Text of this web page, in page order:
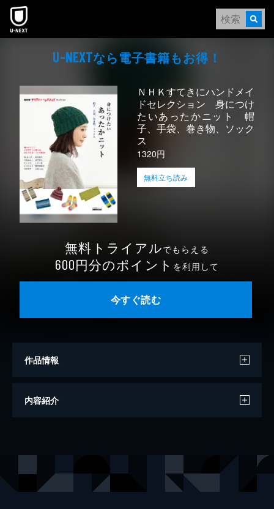
本文へスキップ
U-NEXTなら電⼦書籍もお得！
ＮＨＫすてきにハンドメイ
ドセレクション 身につけ
たいあったかニット 帽
子、手袋、巻き物、ソック
ス
1320円
無料立ち読み
無料トライアルでもらえる
600円分のポイント を利用して
今すぐ読む
作品情報
編
内容紹介